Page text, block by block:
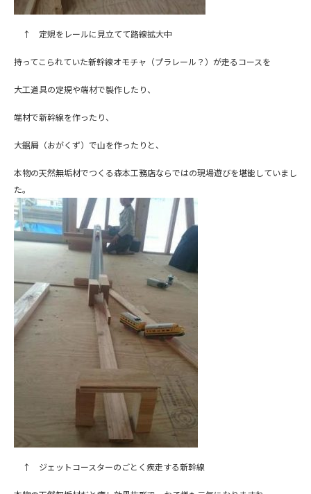
↑ 定規をレールに見立てて路線拡大中
持ってこられていた新幹線オモチャ（プラレール？）が走るコースを
大工道具の定規や端材で製作したり、
端材で新幹線を作ったり、
大鋸屑（おがくず）で山を作ったりと、
本物の天然無垢材でつくる森本工務店ならではの現場遊びを堪能していまし
た。
↑ ジェットコースターのごとく疾走する新幹線